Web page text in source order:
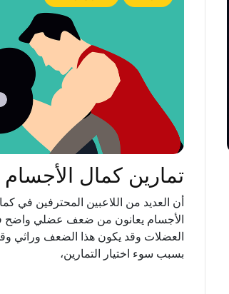
تمارين كمال الأجسام
أن العديد من اللاعبين المحترفين في
الأجسام يعانون من ضعف عضلي
العضلات وقد يكون هذا الضعف وراثي
بسبب سوء اختيار التمارين،